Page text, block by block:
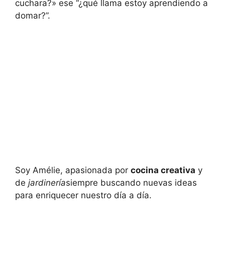
cuchara?» ese “¿qué llama estoy aprendiendo a
domar?”.
Soy Amélie, apasionada por cocina creativa y
de jardineríasiempre buscando nuevas ideas
para enriquecer nuestro día a día.